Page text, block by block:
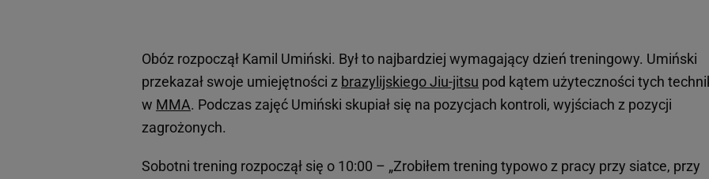
Obóz rozpoczął Kamil Umiński. Był to najbardziej wymagający dzień treningowy. Umiński
przekazał swoje umiejętności z brazylijskiego Jiu-jitsu pod kątem użyteczności tych
w MMA. Podczas zajęć Umiński skupiał się na pozycjach kontroli, wyjściach z pozycji
zagrożonych.
Sobotni trening rozpoczął się o 10:00 – „Zrobiłem trening typowo z pracy przy siatce, przy